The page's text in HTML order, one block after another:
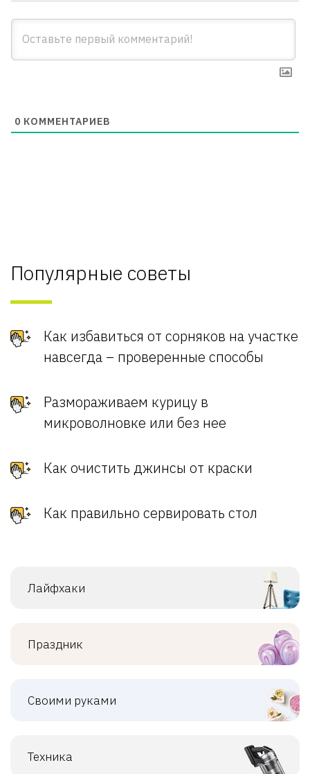
0 КОММЕНТАРИЕВ
Популярные советы
Как избавиться от сорняков на участке
навсегда – проверенные способы
Размораживаем курицу в
микроволновке или без нее
Как очистить джинсы от краски
Как правильно сервировать стол
Лайфхаки
Праздник
Своими руками
Техника